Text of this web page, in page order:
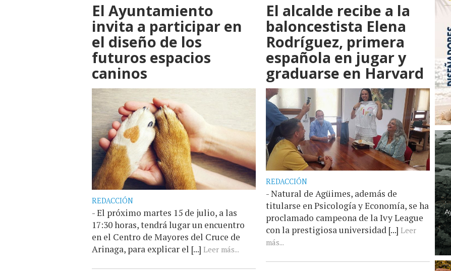
El Ayuntamiento
invita a participar en
el diseño de los
futuros espacios
caninos
REDACCIÓN
- El próximo martes 15 de julio, a las
17:30 horas, tendrá lugar un encuentro
en el Centro de Mayores del Cruce de
Arinaga, para explicar el [...] Leer más...
El alcalde recibe a la
baloncestista Elena
Rodríguez, primera
española en jugar y
graduarse en Harvard
REDACCIÓN
- Natural de Agüimes, además de
titularse en Psicología y Economía, se ha
proclamado campeona de la Ivy League
con la prestigiosa universidad [...] Leer
más...